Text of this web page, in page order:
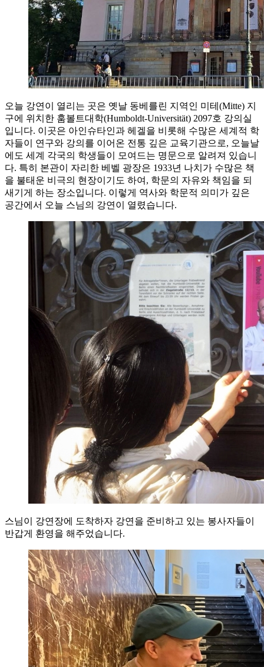
오늘 강연이 열리는 곳은 옛날 동베를린 지역인 미테(Mitte) 지
구에 위치한 훔볼트대학(Humboldt-Universität) 2097호 강의실
입니다. 이곳은 아인슈타인과 헤겔을 비롯해 수많은 세계적 학
자들이 연구와 강의를 이어온 전통 깊은 교육기관으로, 오늘날
에도 세계 각국의 학생들이 모여드는 명문으로 알려져 있습니
다. 특히 본관이 자리한 베벨 광장은 1933년 나치가 수많은 책
을 불태운 비극의 현장이기도 하여, 학문의 자유와 책임을 되
새기게 하는 장소입니다. 이렇게 역사와 학문적 의미가 깊은
공간에서 오늘 스님의 강연이 열렸습니다.
스님이 강연장에 도착하자 강연을 준비하고 있는 봉사자들이
반갑게 환영을 해주었습니다.